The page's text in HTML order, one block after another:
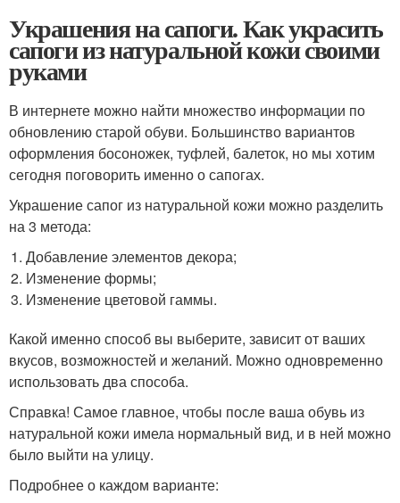
Украшения на сапоги. Как украсить
сапоги из натуральной кожи своими
руками
В интернете можно найти множество информации по
обновлению старой обуви. Большинство вариантов
оформления босоножек, туфлей, балеток, но мы хотим
сегодня поговорить именно о сапогах.
Украшение сапог из натуральной кожи можно разделить
на 3 метода:
Добавление элементов декора;
Изменение формы;
Изменение цветовой гаммы.
Какой именно способ вы выберите, зависит от ваших
вкусов, возможностей и желаний. Можно одновременно
использовать два способа.
Справка! Самое главное, чтобы после ваша обувь из
натуральной кожи имела нормальный вид, и в ней можно
было выйти на улицу.
Подробнее о каждом варианте: